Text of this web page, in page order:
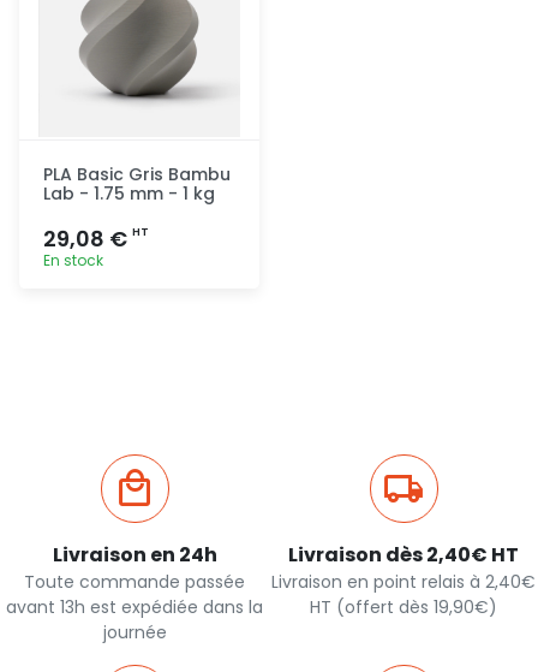
PLA Basic Gris Bambu
Lab - 1.75 mm - 1 kg
29,08 € HT
En stock
Livraison en 24h
Toute commande passée
avant 13h est expédiée dans la
journée
Livraison dès 2,40€ HT
Livraison en point relais à 2,40€
HT (offert dès 19,90€)